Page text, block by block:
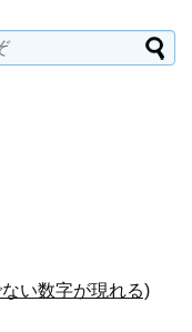
い数字が現れる)